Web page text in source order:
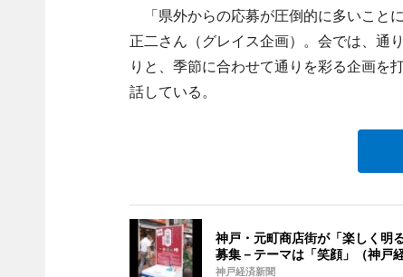
「県外からの応募が圧倒的に多いこと
正二さん（グレイス企画）。会では、通
りと、季節に合わせて通りを彩る企画を
話している。
神戸・元町商店街が「楽しく明
募集－テーマは「笑顔」（神戸
神戸経済新聞